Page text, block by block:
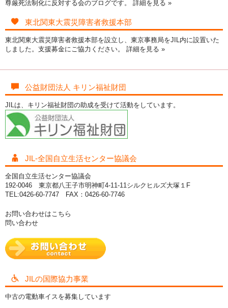
尊厳死法制化に反対する会のブログです。 詳細を見る »
東北関東大震災障害者救援本部
東北関東大震災障害者救援本部を設立し、東京事務局をJIL内に設置いた
しました。支援募金にご協力ください。 詳細を見る »
公益財団法人 キリン福祉財団
JILは、キリン福祉財団の助成を受けて活動をしています。
JIL-全国自立生活センター協議会
全国自立生活センター協議会
192-0046 東京都八王子市明神町4-11-11シルクヒルズ大塚１F
TEL:0426-60-7747 FAX：0426-60-7746
お問い合わせはこちら
問い合わせ
JILの国際協力事業
中古の電動車イスを募集しています